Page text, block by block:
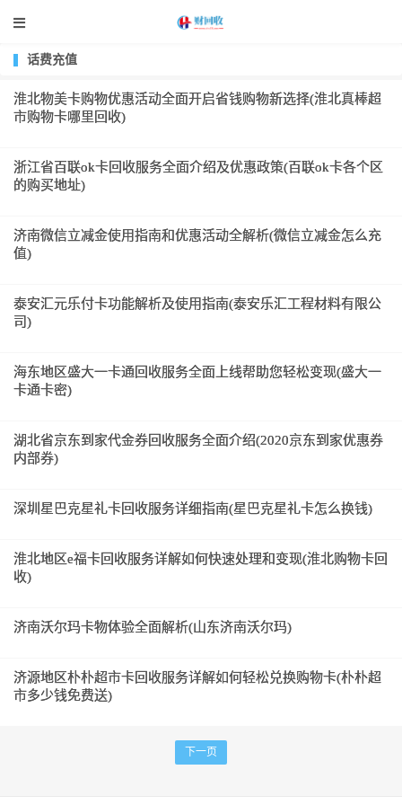
话费充值
淮北物美卡购物优惠活动全面开启省钱购物新选择(淮北真棒超
市购物卡哪里回收)
浙江省百联ok卡回收服务全面介绍及优惠政策(百联ok卡各个区
的购买地址)
济南微信立减金使用指南和优惠活动全解析(微信立减金怎么充
值)
泰安汇元乐付卡功能解析及使用指南(泰安乐汇工程材料有限公
司)
海东地区盛大一卡通回收服务全面上线帮助您轻松变现(盛大一
卡通卡密)
湖北省京东到家代金券回收服务全面介绍(2020京东到家优惠券
内部券)
深圳星巴克星礼卡回收服务详细指南(星巴克星礼卡怎么换钱)
淮北地区e福卡回收服务详解如何快速处理和变现(淮北购物卡回
收)
济南沃尔玛卡物体验全面解析(山东济南沃尔玛)
济源地区朴朴超市卡回收服务详解如何轻松兑换购物卡(朴朴超
市多少钱免费送)
下一页